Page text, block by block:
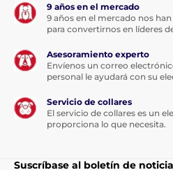
9 años en el mercado
9 años en el mercado nos
para convertirnos en líderes
Asesoramiento experto
Envíenos un correo
personal le ayudará con su
Servicio de collares
El servicio de collares es un
proporciona lo que necesita.
Suscríbase al boletín de